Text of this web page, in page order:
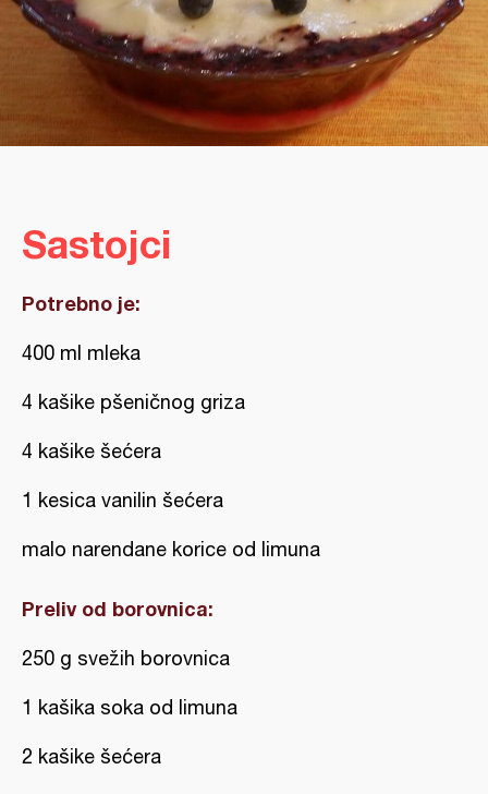
Sastojci
Potrebno je:
400 ml mleka
4 kašike pšeničnog griza
4 kašike šećera
1 kesica vanilin šećera
malo narendane korice od limuna
Preliv od borovnica:
250 g svežih borovnica
1 kašika soka od limuna
2 kašike šećera